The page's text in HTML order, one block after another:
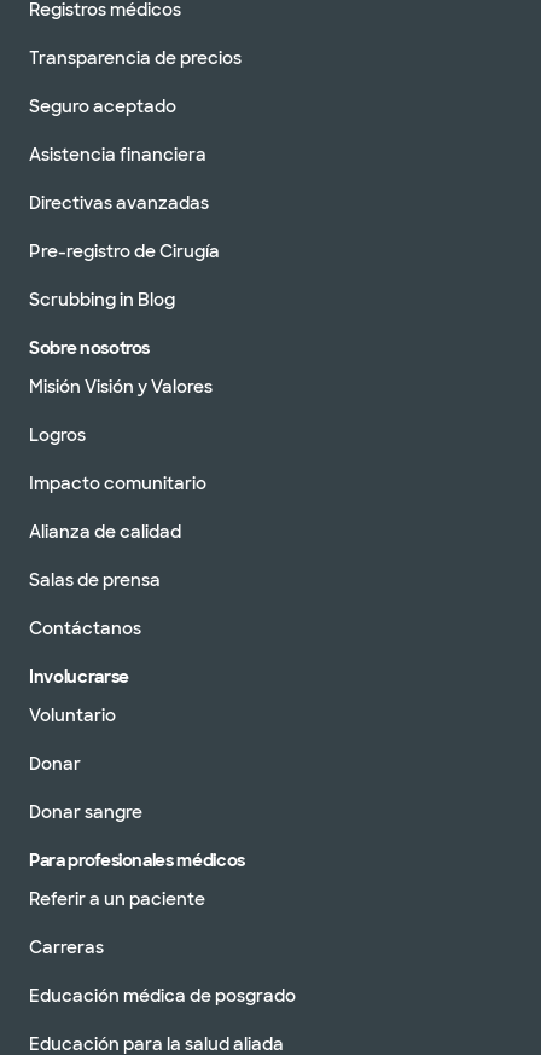
Registros médicos
Transparencia de precios
Seguro aceptado
Asistencia financiera
Directivas avanzadas
Pre-registro de Cirugía
Scrubbing in Blog
Sobre nosotros
Misión Visión y Valores
Logros
Impacto comunitario
Alianza de calidad
Salas de prensa
Contáctanos
Involucrarse
Voluntario
Donar
Donar sangre
Para profesionales médicos
Referir a un paciente
Carreras
Educación médica de posgrado
Educación para la salud aliada